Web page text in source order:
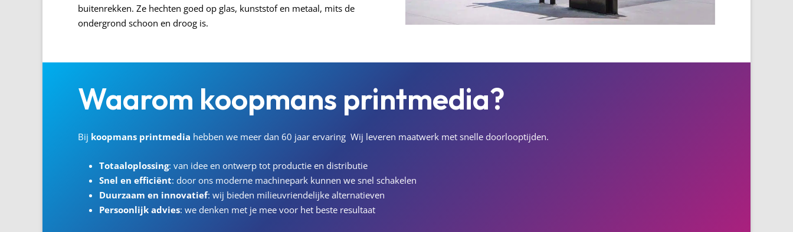
buitenrekken. Ze hechten goed op glas, kunststof en metaal, mits de
ondergrond schoon en droog is.
Waarom koopmans printmedia?
Bij koopmans printmedia hebben we meer dan 60 jaar ervaring Wij leveren maatwerk met snelle doorlooptijden.
Totaaloplossing: van idee en ontwerp tot productie en distributie
Snel en efficiënt: door ons moderne machinepark kunnen we snel schakelen
Duurzaam en innovatief: wij bieden milieuvriendelijke alternatieven
Persoonlijk advies: we denken met je mee voor het beste resultaat